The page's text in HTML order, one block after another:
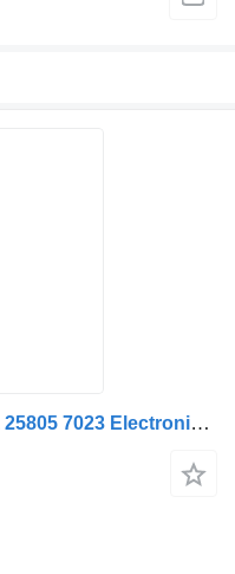
Unitate de control FFR MAN 81 25805 7023 Electronică FFR 24V 461 470 001 023 pentru camion VDO 81258057023 / 81258057016